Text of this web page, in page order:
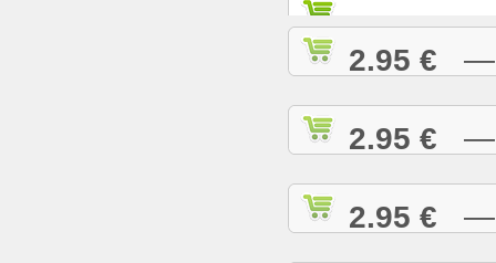
2.95 € —
2.95 € —
2.95 € —